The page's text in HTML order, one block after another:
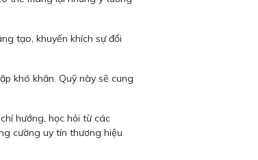
tạo, khuyến khích sự đổi
khó khăn. Quỹ này sẽ cung
hướng, học hỏi từ các
cường uy tín thương hiệu